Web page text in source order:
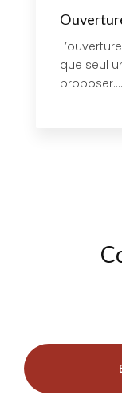
que seul
proposer....